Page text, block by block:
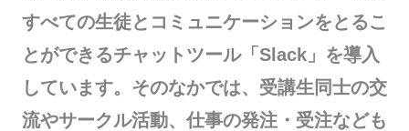
すべての生徒とコミュニケーションをとるこ
とができるチャットツール「Slack」を導入
しています。そのなかでは、受講生同士の交
流やサークル活動、仕事の発注・受注なども